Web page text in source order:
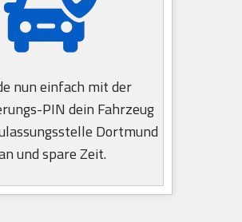
nun einfach mit der
PIN dein Fahrzeug
Dortmund
und spare Zeit.